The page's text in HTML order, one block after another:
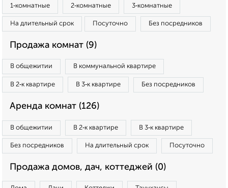
1‑комнатные 2‑комнатные 3‑комнатные
На длительный срок Посуточно Без посредников
Продажа комнат (9)
В общежитии В коммунальной квартире
В 2‑к квартире В 3‑к квартире Без посредников
Аренда комнат (126)
В общежитии В 2‑к квартире В 3‑к квартире
Без посредников На длительный срок Посуточно
Продажа домов, дач, коттеджей (0)